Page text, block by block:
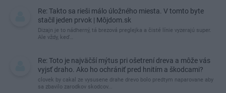
Re: Takto sa rieši málo úložného miesta. V tomto byte
stačil jeden prvok | Môjdom.sk
Dizajn je to nádherný, tá brezová preglejka a čisté línie vyzerajú super.
Ale vždy, keď…
Re: Toto je najväčší mýtus pri ošetrení dreva a môže vás
vyjsť draho. Ako ho ochrániť pred hnitím a škodcami?
clovek by cakal ze vysusene drahe drevo bolo predtym naparovane aby
sa zbavilo zarodkov skodcov...